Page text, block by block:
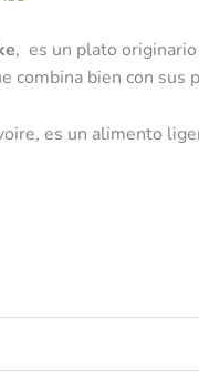
, es un plato
combina bien con sus
es un alimento